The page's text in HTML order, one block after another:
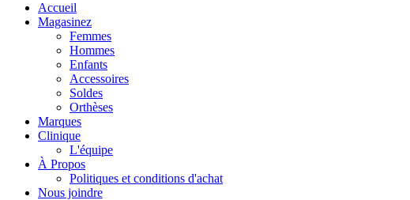
Accueil
Magasinez
Femmes
Hommes
Enfants
Accessoires
Soldes
Orthèses
Marques
Clinique
L'équipe
À Propos
Politiques et conditions d'achat
Nous joindre